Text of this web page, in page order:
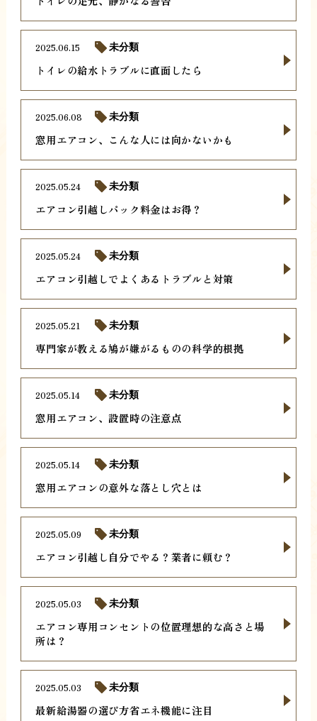
トイレの給水トラブルに直面したら
2025.06.15 未分類
窓用エアコン、こんな人には向かないかも
2025.06.08 未分類
エアコン引越しパック料金はお得？
2025.05.24 未分類
エアコン引越しでよくあるトラブルと対策
2025.05.24 未分類
専門家が教える鳩が嫌がるものの科学的根拠
2025.05.21 未分類
窓用エアコン、設置時の注意点
2025.05.14 未分類
窓用エアコンの意外な落とし穴とは
2025.05.14 未分類
エアコン引越し自分でやる？業者に頼む？
2025.05.09 未分類
エアコン専用コンセントの位置理想的な高さと場
所は？
2025.05.03 未分類
最新給湯器の選び方省エネ機能に注目
2025.05.03 未分類